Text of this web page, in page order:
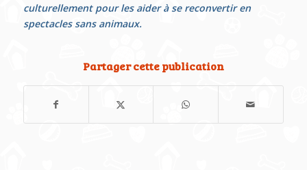
culturellement pour les aider à se reconvertir en
spectacles sans animaux.
Partager cette publication